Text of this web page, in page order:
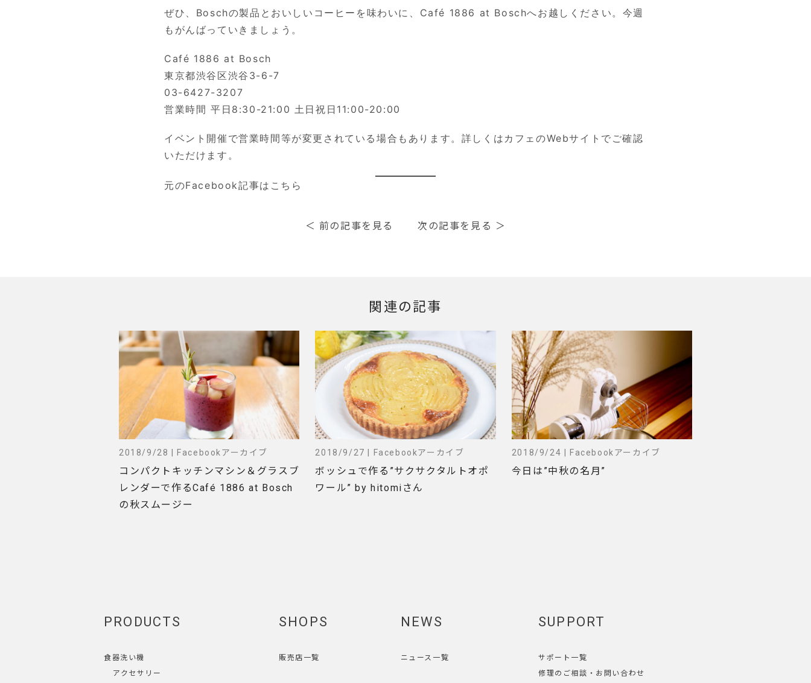
ぜひ、Boschの製品とおいしいコーヒーを味わいに、Café 1886 at Boschへお越しください。今週
もがんばっていきましょう。
Café 1886 at Bosch
東京都渋谷区渋谷3-6-7
03-6427-3207
営業時間 平日8:30-21:00 土日祝日11:00-20:00
イベント開催で営業時間等が変更されている場合もあります。詳しくはカフェのWebサイト でご確認
いただけます。
元のFacebook記事はこちら
＜ 前の記事を見る 次の記事を見る ＞
関連の記事
2018/9/28 | Facebookアーカイブ
コンパクトキッチンマシン＆グラスブ
レンダーで作るCafé 1886 at Bosch
の秋スムージー
2018/9/27 | Facebookアーカイブ
ボッシュで作る”サクサクタルトオポ
ワール” by hitomiさん
2018/9/24 | Facebookアーカイブ
今日は”中秋の名月”
PRODUCTS
食器洗い機
アクセサリー
SHOPS
販売店一覧
NEWS
ニュース一覧
SUPPORT
サポート一覧
修理のご相談 ・ お問い合わせ